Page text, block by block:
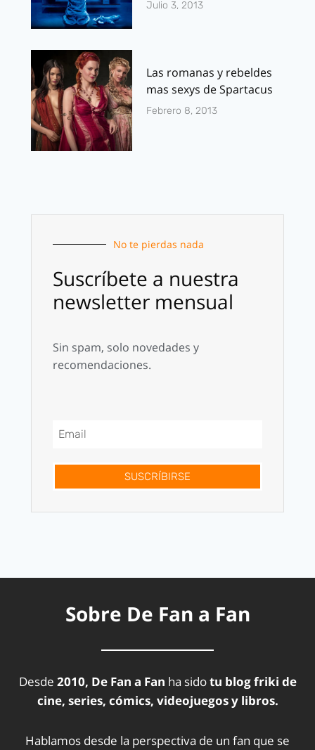
Julio 3, 2013
Las romanas y rebeldes
mas sexys de Spartacus
Febrero 8, 2013
No te pierdas nada
Suscríbete a nuestra
newsletter mensual
Sin spam, solo novedades y
recomendaciones.
SUSCRÍBIRSE
Sobre De Fan a Fan
Desde 2010, De Fan a Fan ha sidotu blog friki de
cine, series, cómics, videojuegos y libros.
Hablamos desde la perspectiva de un fan que se